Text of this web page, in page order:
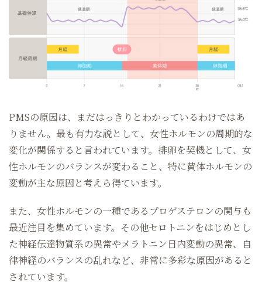
PMSの原因は、まだはっきりとわかっているわけではあ
りません。最も有力な説として、女性ホルモンの周期的な
変化が関係すると言われています。排卵を契機として、女
性ホルモンのバランスが変わること、特に黄体ホルモンの
変動が主な原因と考えら得ています。
また、女性ホルモンの一種であるプロゲステロンの関与も
最近注目を集めています。その他セロトニンをはじめとし
た神経伝達物質系の異常やメラトニン日内変動の異常、自
律神経のバランスの乱れなど、非常に多彩な原因があると
されています。